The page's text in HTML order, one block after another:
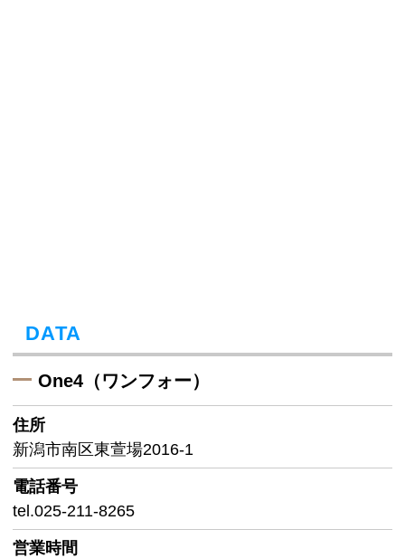
DATA
One4（ワンフォー）
住所
新潟市南区東萱場2016-1
電話番号
tel.025-211-8265
営業時間